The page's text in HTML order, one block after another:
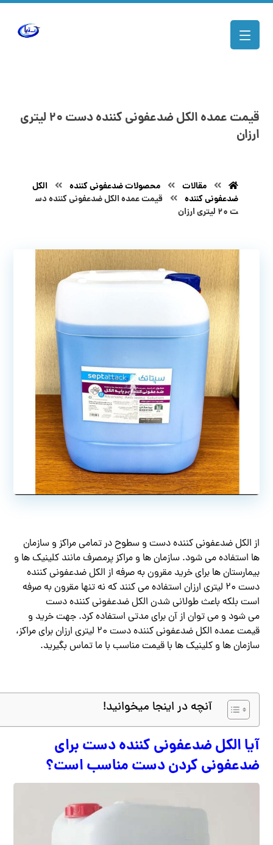
قیمت عمده الکل ضدعفونی کننده دست ۲۰ لیتری
ارزان
مقالات محصولات ضدعفونی کننده
الکل
ضدعفونی کننده
قیمت عمده الکل ضدعفونی کننده دس
ت ۲۰ لیتری ارزان
از الکل ضدعفونی کننده دست و سطوح در تمامی مراکز و سازمان
ها استفاده می شود. سازمان ها و مراکز پرمصرف مانند کلینیک ها و
بیمارستان ها برای خرید مقرون به صرفه از الکل ضدعفونی کننده
دست ۲۰ لیتری ارزان استفاده می کنند که نه تنها مقرون به صرفه
است بلکه باعث طولانی شدن الکل ضدعفونی کننده دست
می شود و می توان از آن برای مدتی استفاده کرد. جهت خرید و
قیمت عمده الکل ضدعفونی کننده دست ۲۰ لیتری ارزان برای مراکز،
سازمان ها و کلینیک ها با قیمت مناسب با ما تماس بگیرید.
آنچه در اینجا میخوانید!
آیا الکل ضدعفونی کننده دست برای
ضدعفونی کردن دست مناسب است؟